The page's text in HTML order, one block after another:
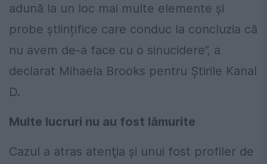
adună la un loc mai multe elemente și
probe științifice care conduc la concluzia că
nu avem de-a face cu o sinucidere”, a
declarat Mihaela Brooks pentru Știrile Kanal
D.
Multe lucruri nu au fost lămurite
Cazul a atras atenţia şi unui fost profiler de